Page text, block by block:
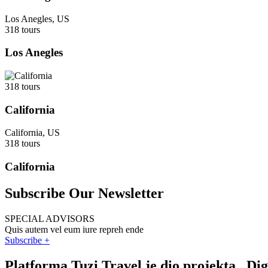
Los Anegles, US
318 tours
Los Anegles
318 tours
California
California, US
318 tours
California
Subscribe Our Newsletter
SPECIAL ADVISORS
Quis autem vel eum iure repreh ende
Subscribe +